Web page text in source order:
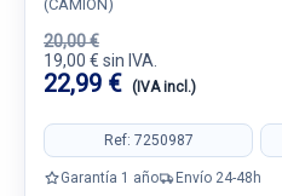
(CAMION)
20,00 €
19,00 € sin IVA.
22,99 € (IVA incl.)
Ref: 7250987
Garantía 1 año Envío 24-48h